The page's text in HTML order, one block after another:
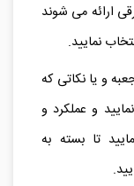
ارائه می شوند
نمایید.
و یا نکاتی که
و عملکرد و
تا بسته به